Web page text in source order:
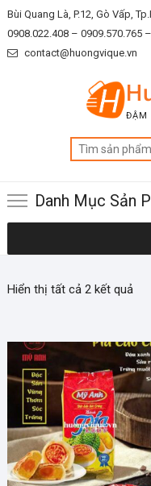
Skip
to
content
Bùi Quang Là, P.12, Gò Vấp,
0908.022.408 – 0909.570.765 –
contact@huongvique.vn
ĐẬM
Danh Mục Sản
Hiển thị tất cả 2 kết quả